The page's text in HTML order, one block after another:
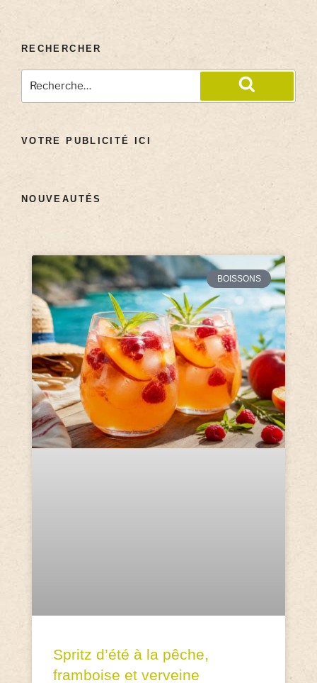
RECHERCHER
VOTRE PUBLICITÉ ICI
NOUVEAUTÉS
BOISSONS
Spritz d’été à la pêche,
framboise et verveine